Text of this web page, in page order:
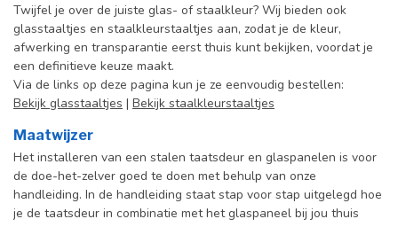
Twijfel je over de juiste glas- of staalkleur? Wij bieden ook
glasstaaltjes en staalkleurstaaltjes aan, zodat je de kleur,
afwerking en transparantie eerst thuis kunt bekijken, voordat je
een definitieve keuze maakt.
Via de links op deze pagina kun je ze eenvoudig bestellen:
Bekijk glasstaaltjes | Bekijk staalkleurstaaltjes
Maatwijzer
Het installeren van een stalen taatsdeur en glaspanelen is voor
de doe-het-zelver goed te doen met behulp van onze
handleiding. In de handleiding staat stap voor stap uitgelegd hoe
je de taatsdeur in combinatie met het glaspaneel bij jou thuis